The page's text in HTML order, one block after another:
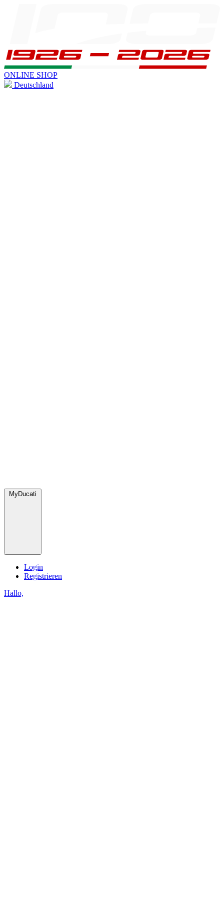
ONLINE SHOP
Deutschland
MyDucati
Login
Registrieren
Hallo,